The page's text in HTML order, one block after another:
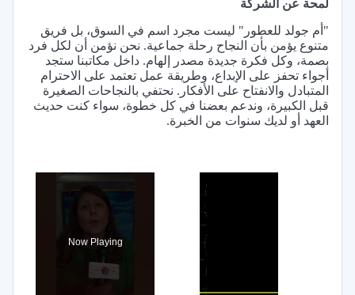
"أم جولد للعطور" ليست مجرد اسم في السوق، بل فريق
متنوع يؤمن بأن النجاح رحلة جماعية. نحن نؤمن أن لكل فرد
بصمة، وكل فكرة جديدة مصدر إلهام. داخل مكاتبنا ستجد
أجواء تحفز على الإبداع، وطريقة عمل تعتمد على الاحترام
المتبادل والانفتاح على الأفكار. نحتفي بالنجاحات الصغيرة
قبل الكبيرة، وندعم بعضنا في كل خطوة، سواء كنت حديث
العهد أو لديك سنوات من الخبرة.
Now Playing